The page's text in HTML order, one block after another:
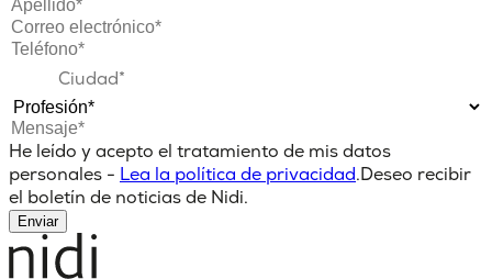
He leído y acepto el tratamiento de mis datos
personales - Lea la política de privacidad.Deseo recibir
el boletín de noticias de Nidi.
Enviar